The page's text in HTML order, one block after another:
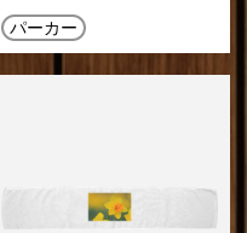
パーカー